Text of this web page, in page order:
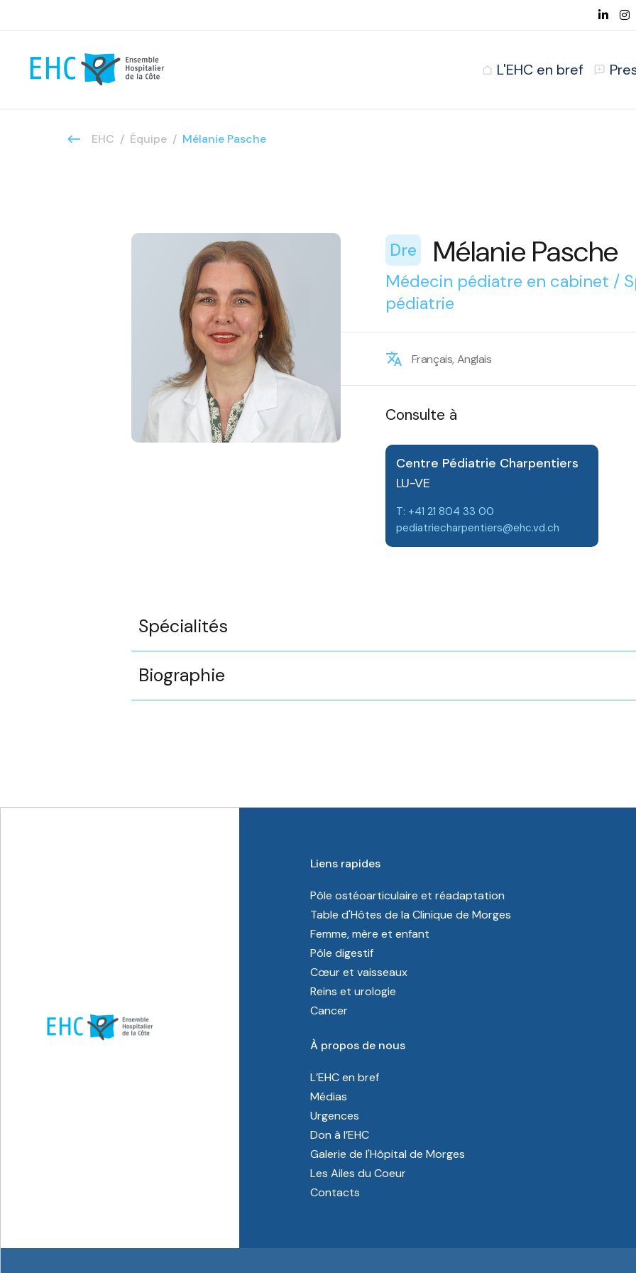
L'EHC en bref
EHC Équipe Mélanie Pasche
Dre Mélanie Pasche
Médecin pédiatre en cabinet /
pédiatrie
Français, Anglais
Consulte à
Centre Pédiatrie Charpentiers
LU-VE
T: +41 21 804 33 00
pediatriecharpentiers@ehc.vd.ch
Spécialités
Biographie
Liens rapides
Pôle ostéoarticulaire et réadaptation
Table d'Hôtes de la Clinique de Morges
Femme, mère et enfant
Pôle digestif
Cœur et vaisseaux
Reins et urologie
Cancer
À propos de nous
L’EHC en bref
Médias
Urgences
Don à l’EHC
Galerie de l'Hôpital de Morges
Les Ailes du Coeur
Contacts